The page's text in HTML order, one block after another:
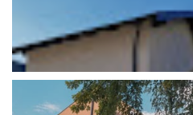
Rafting Rijekom Neretvom